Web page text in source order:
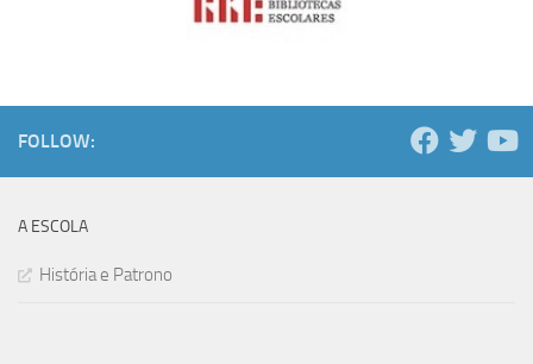
FOLLOW:
A ESCOLA
História e Patrono